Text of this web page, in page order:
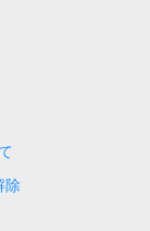
除